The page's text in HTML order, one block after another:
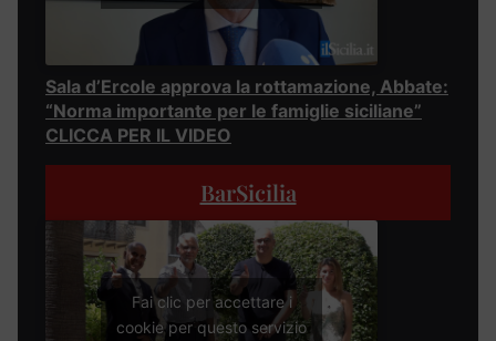
Sala d’Ercole approva la rottamazione, Abbate:
“Norma importante per le famiglie siciliane”
CLICCA PER IL VIDEO
BarSicilia
Fai clic per accettare i
cookie per questo servizio